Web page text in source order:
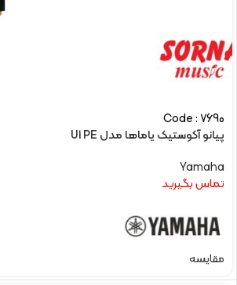
Code : 7690
پیانو آکوستیک یاماها مدل U1 PE
Yamaha
تماس بگیرید
مقایسه